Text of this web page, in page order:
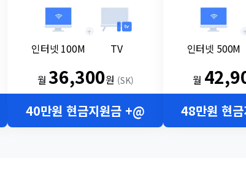
인터넷 100M
+
TV
월36,300원 (SK)
40만원 현금지원금 +@
인터넷 500M
월
48만원 현